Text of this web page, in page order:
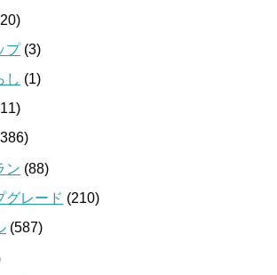
プ(3)
し (1)
ン (88)
グレード (210)
(587)